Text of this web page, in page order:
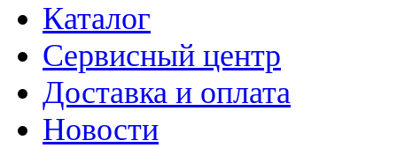
Каталог
Сервисный центр
Доставка и оплата
Новости